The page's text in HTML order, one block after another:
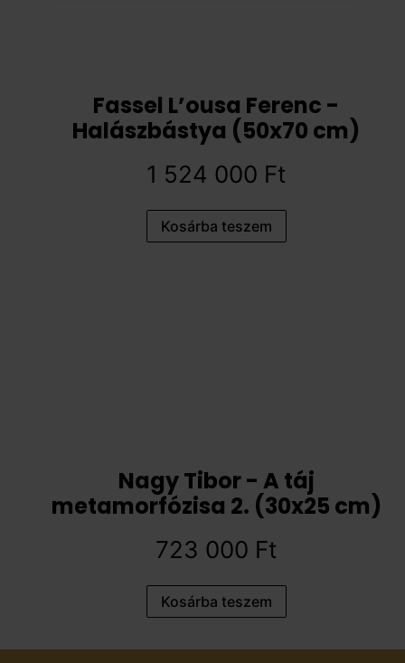
Fassel L’ousa Ferenc -
Halászbástya (50x70 cm)
1 524 000 Ft
Kosárba teszem
Nagy Tibor - A táj
metamorfózisa 2. (30x25 cm)
723 000 Ft
Kosárba teszem